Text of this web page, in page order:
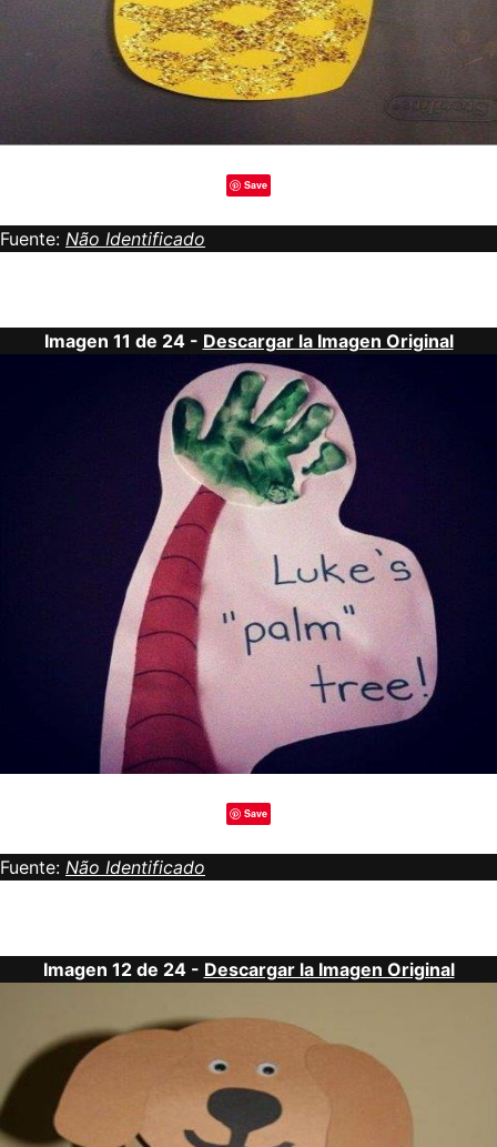
Save
Fuente: Não Identificado
Imagen 11 de 24 - Descargar la Imagen Original
Save
Fuente: Não Identificado
Imagen 12 de 24 - Descargar la Imagen Original